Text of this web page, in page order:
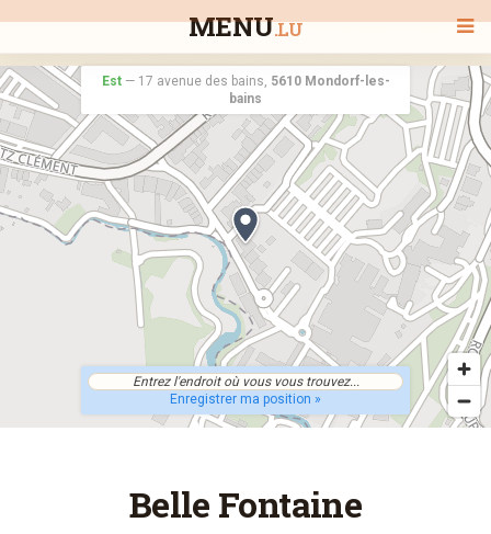
MENU.LU
BIENVENUE
TOUS LES RESTAURANTS
RECHERCHER UN RESTAURANT
Est —17 avenue des bains, 5610 Mondorf-les-
bains
Enregistrer ma position »
Belle Fontaine